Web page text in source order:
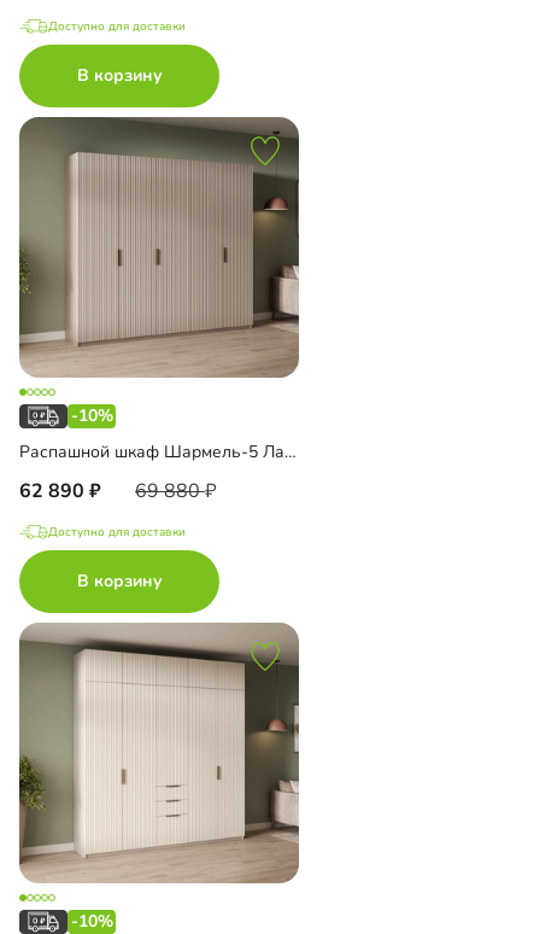
Доступно для доставки
В корзину
-10%
Распашной шкаф Шармель-5 Лайф
62 890 69 880
Доступно для доставки
В корзину
-10%